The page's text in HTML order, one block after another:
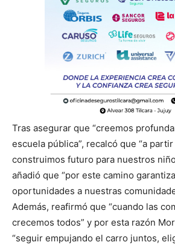
Tras asegurar que “creemos
escuela pública”, recalcó que “a
construimos futuro para nuestros
añadió que “por este camino
oportunidades a nuestras
Además, reafirmó que “cuando las
crecemos todos” y por esta razón
“seguir empujando el carro juntos,